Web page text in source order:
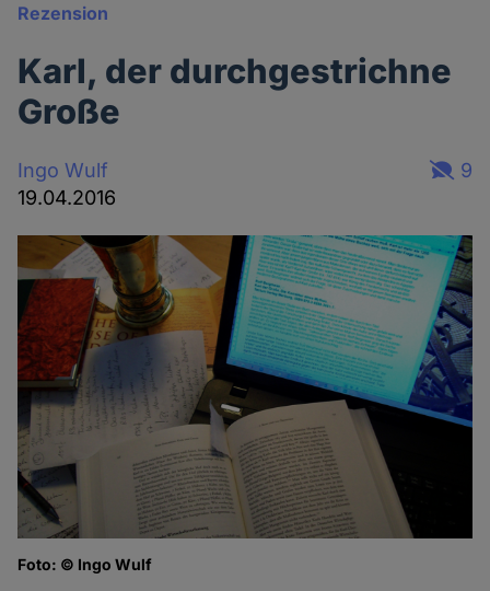
Rezension
Karl, der durchgestrichne
Große
Ingo Wulf
19.04.2016
9
Foto: © Ingo Wulf